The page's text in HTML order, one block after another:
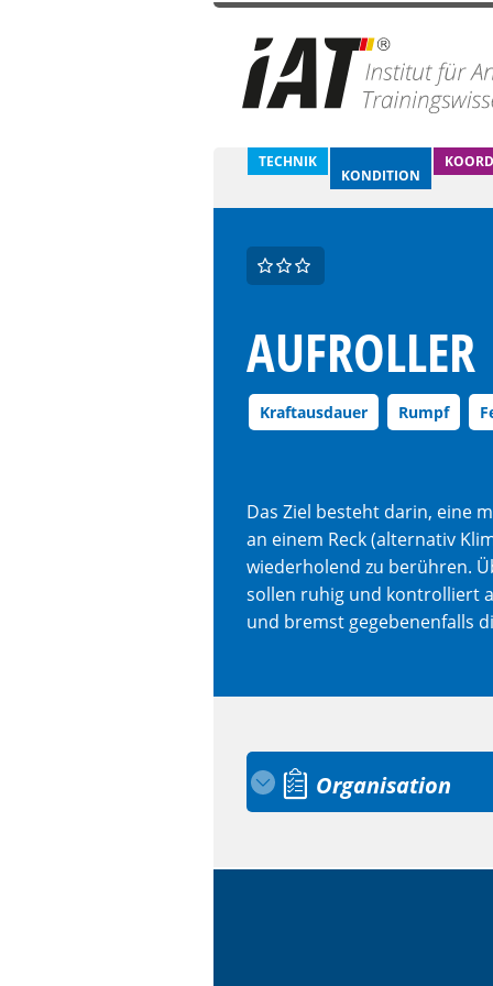
TECHNIK
KONDITION
AUFROLLER
Kraftausdauer Rumpf
Das Ziel besteht darin, eine
an einem Reck (alternativ
wiederholend zu berühren.
sollen ruhig und kontrolliert
und bremst gegebenenfalls
Organisation